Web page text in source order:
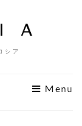
シア
Menu